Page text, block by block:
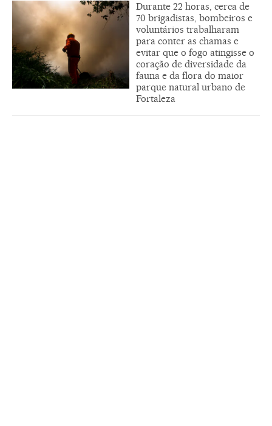
Durante 22 horas, cerca de
70 brigadistas, bombeiros e
voluntários trabalharam
para conter as chamas e
evitar que o fogo atingisse o
coração de diversidade da
fauna e da flora do maior
parque natural urbano de
Fortaleza